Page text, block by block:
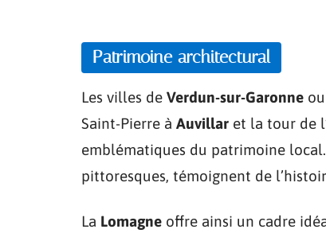
Patrimoine architectural
Les villes de Verdun-sur-Garonne ou
Saint-Pierre à Auvillar et la tour de
emblématiques du patrimoine
pittoresques, témoignent de
La Lomagne offre ainsi un cadre